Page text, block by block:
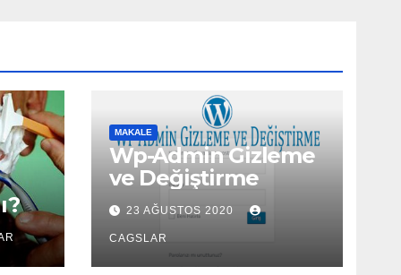
MAKALE
Wp-Admin Gizleme
ve Değiştirme
23 AĞUSTOS 2020
CAGSLAR